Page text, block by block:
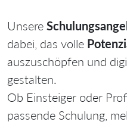
Unsere
dabei, das volle
auszuschöpfen und
gestalten.
Ob Einsteiger oder
passende Schulung,